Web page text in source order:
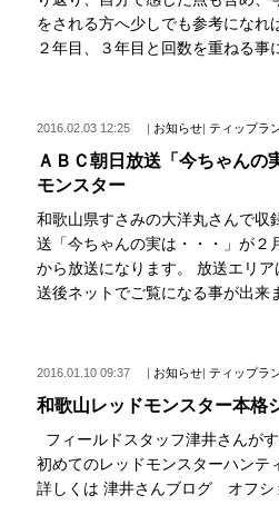
をされる方へ少しでも参考になれ
２年目、３年目と回数を重ねる事
2016.02.03 12:25 | お知らせ|ティップラ
ＡＢＣ朝日放送「今ちゃんの
モンスター
和歌山県すさみの大洋丸さんで収
送「今ちゃんの実は・・・」が２
から放送になります。 放送エリ
送後ネットでご覧になる事が出来
2016.01.10 09:37 | お知らせ|ティップラ
和歌山レッドモンスター本格
フィールドスタッフ津井さんが
初めてのレッドモンスターハンテ
詳しくは 津井さんブログ オフシ